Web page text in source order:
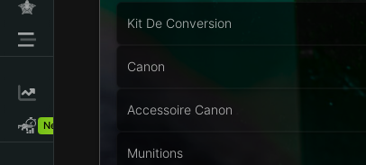
New!
Kit De Conversion
Canon
Accessoire Canon
Munitions